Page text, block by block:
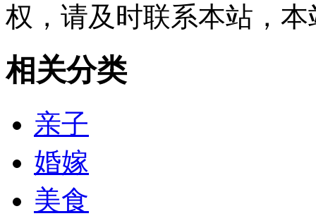
权，请及时联系本站，
相关分类
亲子
婚嫁
美食